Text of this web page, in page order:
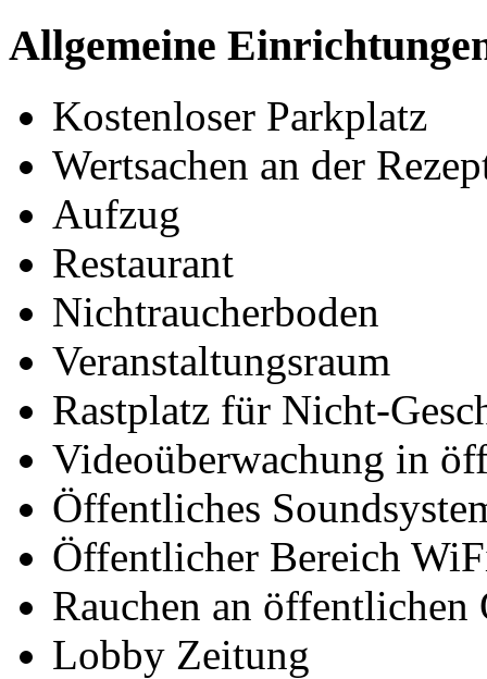
Allgemeine
Kostenloser Parkplatz
Wertsachen an der
Aufzug
Restaurant
Nichtraucherboden
Veranstaltungsraum
Rastplatz für Nicht-
Videoüberwachung in
Öffentliches
Öffentlicher Bereich
Rauchen an öffentlichen
Lobby Zeitung